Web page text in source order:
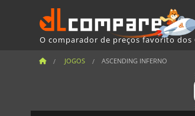
O comparador de preços favorito dos
JOGOS ASCENDING INFERNO